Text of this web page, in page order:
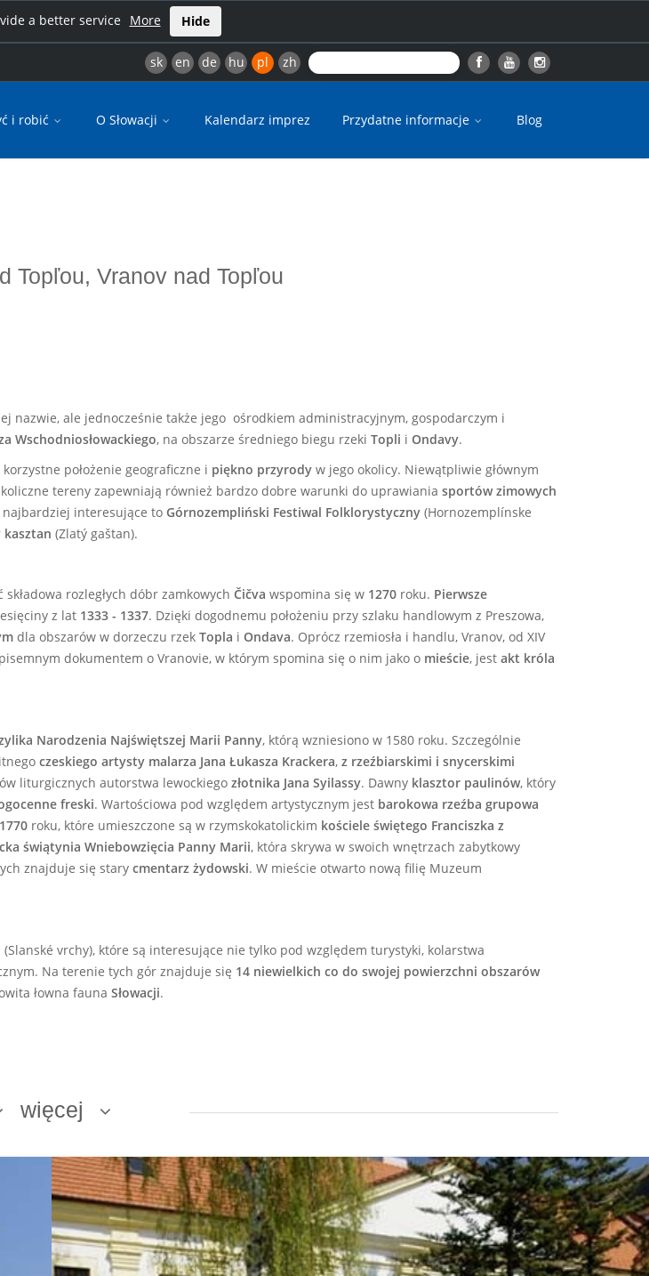
a better service More Hide
sk en de hu pl zh
i robić O Słowacji Kalendarz imprez Przydatne informacje Blog
Topľou, Vranov nad Topľou
nazwie, ale jednocześnie także jego ośrodkiem administracyjnym, gospodarczym i
Wschodniosłowackiego, na obszarze średniego biegu rzeki Topli i Ondavy.
położenie geograficzne i piękno przyrody w jego okolicy. Niewątpliwie głównym
tereny zapewniają również bardzo dobre warunki do uprawiania sportów zimowych
interesujące to Górnozempliński Festiwal Folklorystyczny (Hornozemplínske
kasztan (Zlatý gaštan).
rozległych dóbr zamkowych Čičva wspomina się w 1270 roku. Pierwsze
z lat 1333 - 1337. Dzięki dogodnemu położeniu przy szlaku handlowym z Preszowa,
dla obszarów w dorzeczu rzek Topla i Ondava. Oprócz rzemiosła i handlu, Vranov, od XIV
dokumentem o Vranovie, w którym spomina się o nim jako o mieście, jest akt króla
Narodzenia Najświętszej Marii Panny, którą wzniesiono w 1580 roku. Szczególnie
czeskiego artysty malarza Jana Łukasza Krackera, z rzeźbiarskimi i snycerskimi
liturgicznych autorstwa lewockiego złotnika Jana Syilassy. Dawny klasztor paulinów, który
freski. Wartościowa pod względem artystycznym jest barokowa rzeźba grupowa
1770 roku, które umieszczone są w rzymskokatolickim kościele świętego Franciszka z
świątynia Wniebowzięcia Panny Marii, która skrywa w swoich wnętrzach zabytkowy
znajduje się stary cmentarz żydowski. W mieście otwarto nową filię Muzeum
(Slanské vrchy), które są interesujące nie tylko pod względem turystyki, kolarstwa
Na terenie tych gór znajduje się 14 niewielkich co do swojej powierzchni obszarów
łowna fauna Słowacji.
więcej